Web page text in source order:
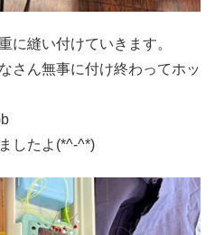
に縫い付けていきます。
さん無事に付け終わってホッ
したよ(*^-^*)